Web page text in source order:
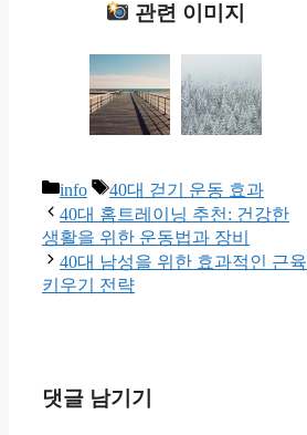
관련 이미지
카
테
고
리
info
태
그
40대 걷기 운동 효과
40대 홈트레이닝 추천: 건강한
생활을 위한 운동법과 장비
40대 남성을 위한 효과적인 근육
키우기 전략
댓글 남기기